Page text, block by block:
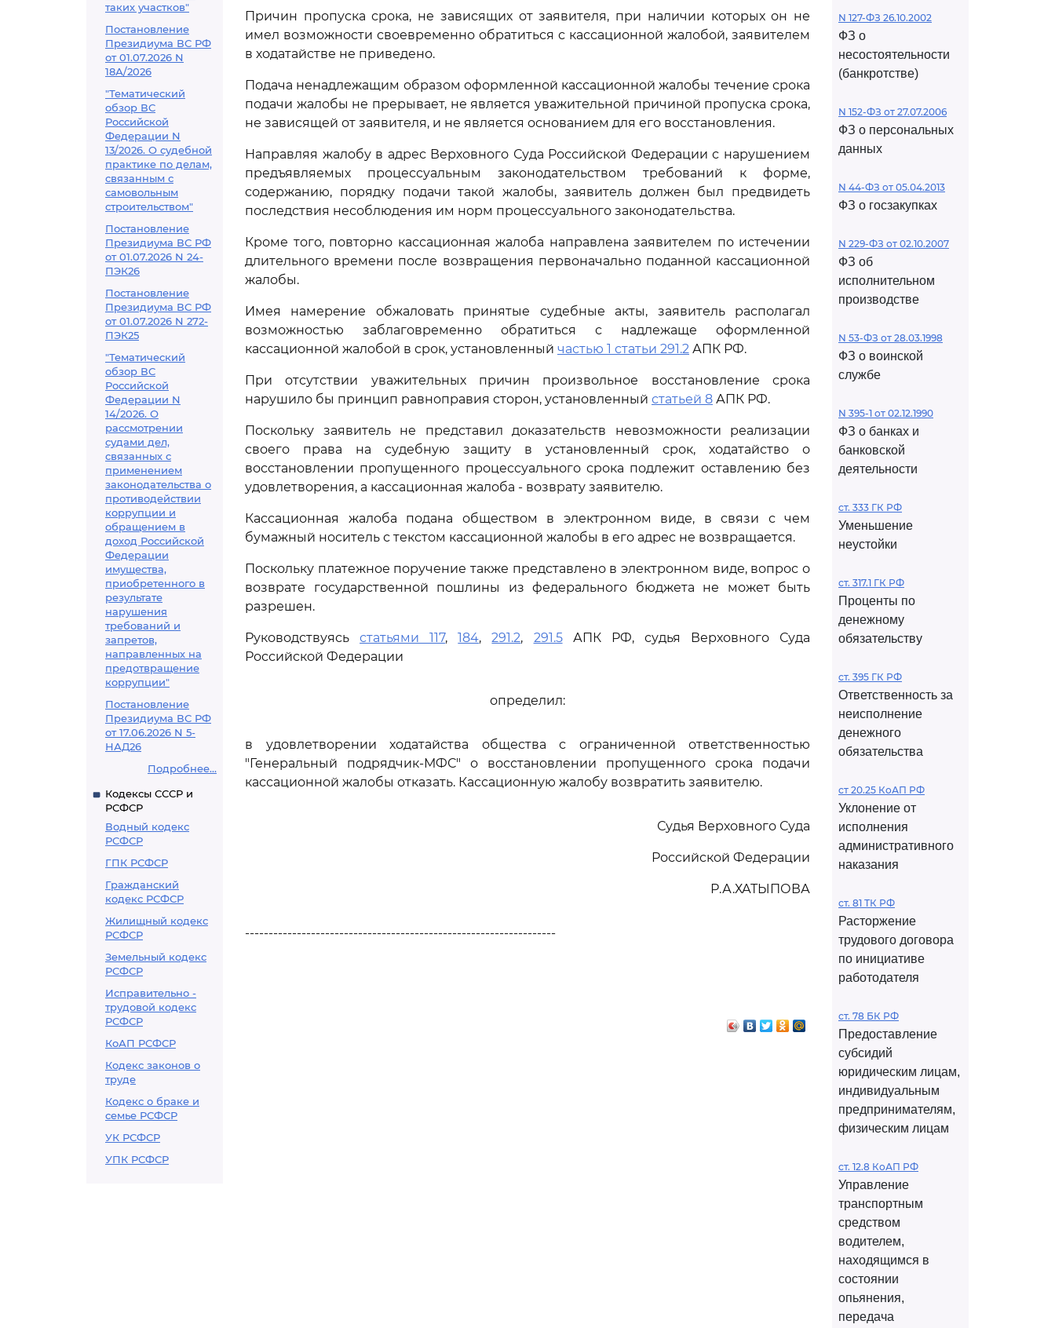
таких участков"
Постановление
Президиума ВС РФ
от 01.07.2026 N
18А/2026
"Тематический
обзор ВС
Российской
Федерации N
13/2026. О судебной
практике по делам,
связанным с
самовольным
строительством"
Постановление
Президиума ВС РФ
от 01.07.2026 N 24-
ПЭК26
Постановление
Президиума ВС РФ
от 01.07.2026 N 272-
ПЭК25
"Тематический
обзор ВС
Российской
Федерации N
14/2026. О
рассмотрении
судами дел,
связанных с
применением
законодательства о
противодействии
коррупции и
обращением в
доход Российской
Федерации
имущества,
приобретенного в
результате
нарушения
требований и
запретов,
направленных на
предотвращение
коррупции"
Постановление
Президиума ВС РФ
от 17.06.2026 N 5-
НАД26
Подробнее...
Кодексы СССР и
РСФСР
Водный кодекс
РСФСР
ГПК РСФСР
Гражданский
кодекс РСФСР
Жилищный кодекс
РСФСР
Земельный кодекс
РСФСР
Исправительно -
трудовой кодекс
РСФСР
КоАП РСФСР
Кодекс законов о
труде
Кодекс о браке и
семье РСФСР
УК РСФСР
УПК РСФСР
Причин пропуска срока, не зависящих от заявителя, при наличии которых он не
имел возможности своевременно обратиться с кассационной жалобой, заявителем
в ходатайстве не приведено.
Подача ненадлежащим образом оформленной кассационной жалобы течение срока
подачи жалобы не прерывает, не является уважительной причиной пропуска срока,
не зависящей от заявителя, и не является основанием для его восстановления.
Направляя жалобу в адрес Верховного Суда Российской Федерации с нарушением
предъявляемых процессуальным законодательством требований к форме,
содержанию, порядку подачи такой жалобы, заявитель должен был предвидеть
последствия несоблюдения им норм процессуального законодательства.
Кроме того, повторно кассационная жалоба направлена заявителем по истечении
длительного времени после возвращения первоначально поданной кассационной
жалобы.
Имея намерение обжаловать принятые судебные акты, заявитель располагал
возможностью заблаговременно обратиться с надлежаще оформленной
кассационной жалобой в срок, установленный частью 1 статьи 291.2 АПК РФ.
При отсутствии уважительных причин произвольное восстановление срока
нарушило бы принцип равноправия сторон, установленный статьей 8 АПК РФ.
Поскольку заявитель не представил доказательств невозможности реализации
своего права на судебную защиту в установленный срок, ходатайство о
восстановлении пропущенного процессуального срока подлежит оставлению без
удовлетворения, а кассационная жалоба - возврату заявителю.
Кассационная жалоба подана обществом в электронном виде, в связи с чем
бумажный носитель с текстом кассационной жалобы в его адрес не возвращается.
Поскольку платежное поручение также представлено в электронном виде, вопрос о
возврате государственной пошлины из федерального бюджета не может быть
разрешен.
Руководствуясьстатьями 117,184,291.2, 291.5АПК РФ, судья Верховного Суда
Российской Федерации
определил:
в удовлетворении ходатайства общества с ограниченной ответственностью
"Генеральный подрядчик-МФС" о восстановлении пропущенного срока подачи
кассационной жалобы отказать. Кассационную жалобу возвратить заявителю.
Судья Верховного Суда
Российской Федерации
Р.А.ХАТЫПОВА
------------------------------------------------------------------
N 127-ФЗ 26.10.2002
ФЗ о
несостоятельности
(банкротстве)
N 152-ФЗ от 27.07.2006
ФЗ о персональных
данных
N 44-ФЗ от 05.04.2013
ФЗ о госзакупках
N 229-ФЗ от 02.10.2007
ФЗ об
исполнительном
производстве
N 53-ФЗ от 28.03.1998
ФЗ о воинской
службе
N 395-1 от 02.12.1990
ФЗ о банках и
банковской
деятельности
ст. 333 ГК РФ
Уменьшение
неустойки
ст. 317.1 ГК РФ
Проценты по
денежному
обязательству
ст. 395 ГК РФ
Ответственность за
неисполнение
денежного
обязательства
ст 20.25 КоАП РФ
Уклонение от
исполнения
административного
наказания
ст. 81 ТК РФ
Расторжение
трудового договора
по инициативе
работодателя
ст. 78 БК РФ
Предоставление
субсидий
юридическим лицам,
индивидуальным
предпринимателям,
физическим лицам
ст. 12.8 КоАП РФ
Управление
транспортным
средством
водителем,
находящимся в
состоянии
опьянения,
передача